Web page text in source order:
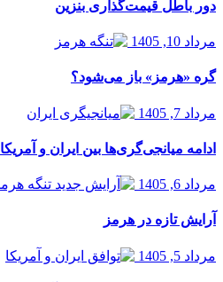
دور باطل قیمت‌گذاری بنزین
مرداد 10, 1405
گره «هرمز» باز می‌شود؟
مرداد 7, 1405
ادامه میانجی‌گری‌ها بین ایران و آمریکا
مرداد 6, 1405
آرایش تازه در هرمز
مرداد 5, 1405